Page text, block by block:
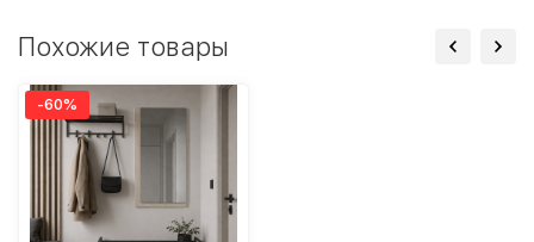
Похожие товары
-60%